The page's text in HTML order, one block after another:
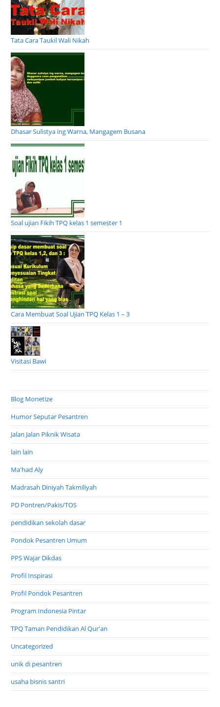
Tata Cara Taukil Wali Nikah
Dhasar Sulistya ing Warna, Mangagem Busana
Soal ujian Fikih TPQ kelas 1 semester 1
Cara Membuat Soal Ujian TPQ Kelas 1 – 3
Visitasi Bawi
Blog Monetize
Humor Seputar Pesantren
Jalan Jalan Piknik Wisata
lain lain
Ma'had Aly
Madrasah Diniyah Takmiliyah
PD Pontren/Pakis/TOS
pendidikan sekolah dasar
Pondok Pesantren Umum
PPS Wajar Dikdas
Profil Inspirasi
Profil Pondok Pesantren
Program Indonesia Pintar
TPQ Taman Pendidikan Al Qur'an
Uncategorized
unik di pesantren
usaha bisnis santri